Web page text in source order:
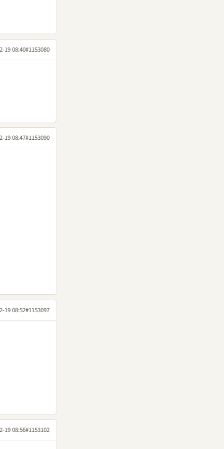
19 08:40#1153080
19 08:47#1153090
19 08:52#1153097
19 08:56#1153102